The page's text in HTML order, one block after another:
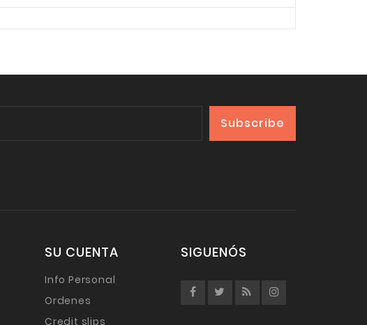
SU CUENTA
Info Personal
Ordenes
Credit slips
SIGUENÓS